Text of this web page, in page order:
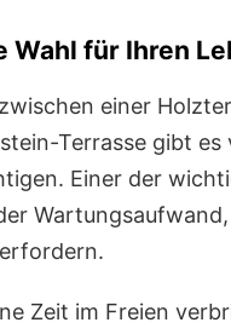
Wahl für Ihren
einer
Terrasse gibt es
Einer der
Zeit im Freien